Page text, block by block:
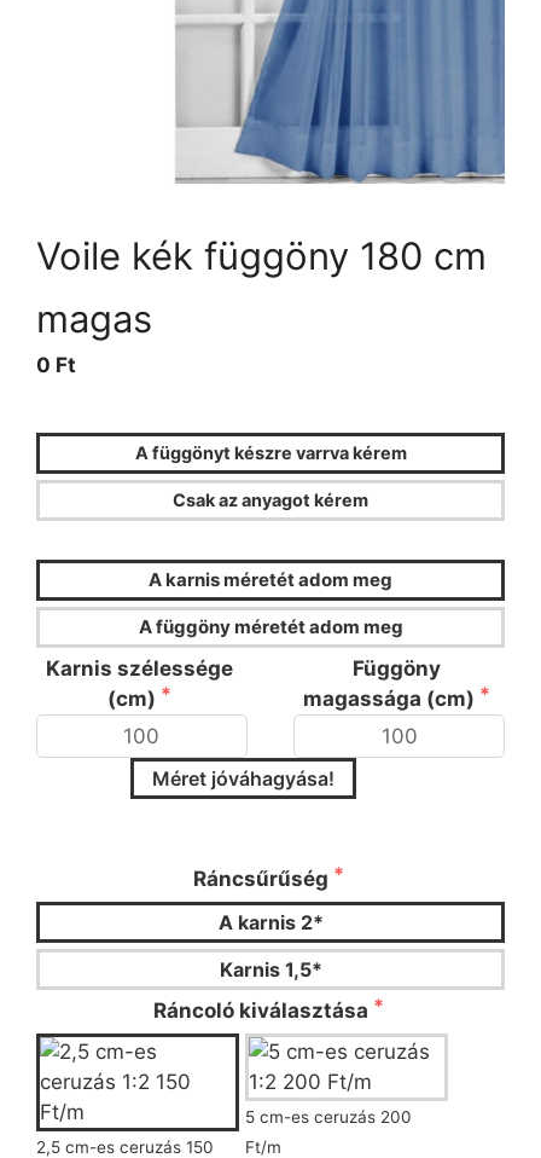
Voile kék függöny 180 cm
magas
0 Ft
A függönyt készre varrva kérem
Csak az anyagot kérem
A karnis méretét adom meg
A függöny méretét adom meg
Karnis szélessége
(cm)
Függöny
magassága (cm)
Méret jóváhagyása!
Ráncsűrűség
A karnis 2*
Karnis 1,5*
Ráncoló kiválasztása
2,5 cm-es ceruzás 150
5 cm-es ceruzás 200
Ft/m